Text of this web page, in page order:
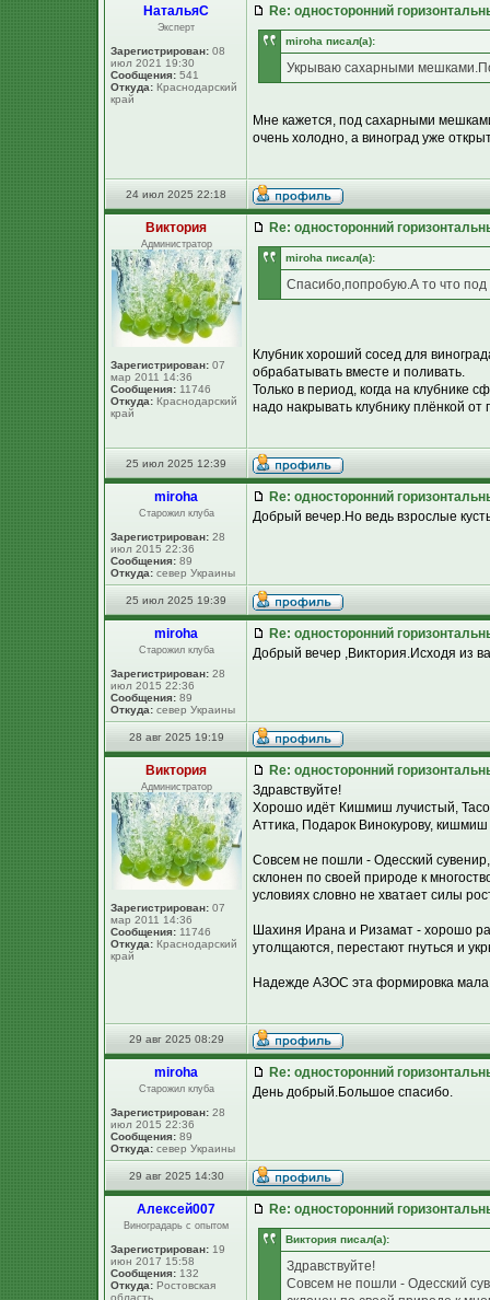
НатальяС
Эксперт
Зарегистрирован: 08
июл 2021 19:30
Сообщения: 541
Откуда: Краснодарский
край
Re: односторонний
miroha писал(а):
Укрываю сахарными
Мне кажется, под сахарными
очень холодно, а виноград уже
24 июл 2025 22:18
Виктория
Администратор
Зарегистрирован: 07
мар 2011 14:36
Сообщения: 11746
Откуда: Краснодарский
край
Re: односторонний
miroha писал(а):
Спасибо,попробую.А то что под
Клубник хороший сосед для
обрабатывать вместе и поливать.
Только в период, когда на клубнике
надо накрывать клубнику плёнкой от
25 июл 2025 12:39
miroha
Старожил клуба
Зарегистрирован: 28
июл 2015 22:36
Сообщения: 89
Откуда: север Украины
Re: односторонний
Добрый вечер.Но ведь взрослые
25 июл 2025 19:39
miroha
Старожил клуба
Зарегистрирован: 28
июл 2015 22:36
Сообщения: 89
Откуда: север Украины
Re: односторонний
Добрый вечер ,Виктория.Исходя из
28 авг 2025 19:19
Виктория
Администратор
Зарегистрирован: 07
мар 2011 14:36
Сообщения: 11746
Откуда: Краснодарский
край
Re: односторонний
Здравствуйте!
Хорошо идёт Кишмиш лучистый,
Аттика, Подарок Винокурову,
Совсем не пошли - Одесский
склонен по своей природе к
условиях словно не хватает силы
Шахиня Ирана и Ризамат - хорошо
утолщаются, перестают гнуться и
Надежде АЗОС эта формировка
29 авг 2025 08:29
miroha
Старожил клуба
Зарегистрирован: 28
июл 2015 22:36
Сообщения: 89
Откуда: север Украины
Re: односторонний
День добрый.Большое спасибо.
29 авг 2025 14:30
Алексей007
Виноградарь с опытом
Зарегистрирован: 19
июн 2017 15:58
Сообщения: 132
Откуда: Ростовская
область
Re: односторонний
Виктория писал(а):
Здравствуйте!
Совсем не пошли - Одесский